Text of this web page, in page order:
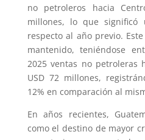
no petroleros hacia
millones, lo que significó
respecto al año previo.
mantenido, teniéndose
2025 ventas no petroleras
USD 72 millones,
12% en comparación al
En años recientes,
como el destino de mayor